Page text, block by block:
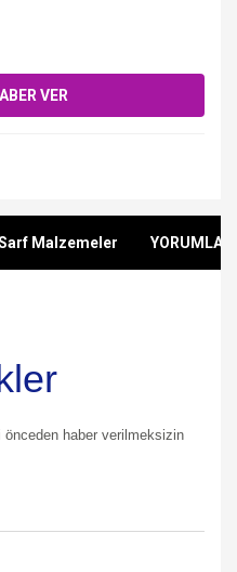
VER
Malzemeler YORUMLAR
haber verilmeksizin